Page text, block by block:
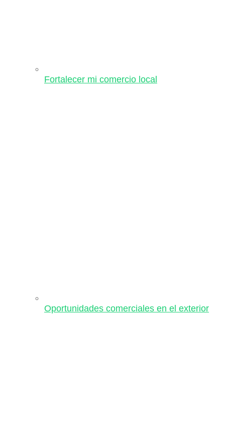
Fortalecer mi comercio local
Oportunidades comerciales en el exterior